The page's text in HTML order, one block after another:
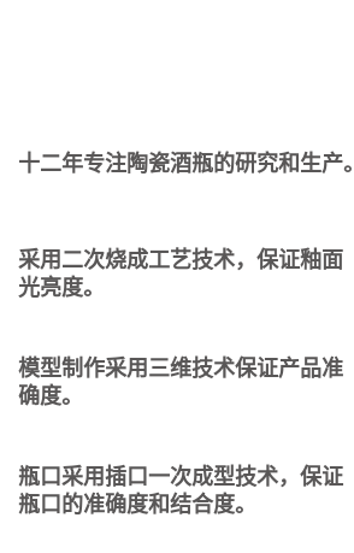
十二年专注陶瓷酒瓶的研究和生产。
采用二次烧成工艺技术，保证釉面
光亮度。
模型制作采用三维技术保证产品准
确度。
瓶口采用插口一次成型技术，保证
瓶口的准确度和结合度。